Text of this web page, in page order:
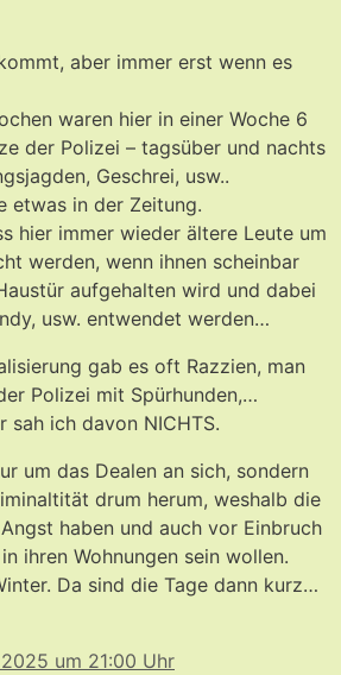
aber immer erst wenn es
waren hier in einer Woche 6
der Polizei – tagsüber und nachts
Geschrei, usw..
etwas in der Zeitung.
hier immer wieder ältere Leute um
werden, wenn ihnen scheinbar
aufgehalten wird und dabei
usw. entwendet werden…
gab es oft Razzien, man
Polizei mit Spürhunden,…
sah ich davon NICHTS.
um das Dealen an sich, sondern
drum herum, weshalb die
haben und auch vor Einbruch
ihren Wohnungen sein wollen.
Da sind die Tage dann kurz…
um 21:00 Uhr